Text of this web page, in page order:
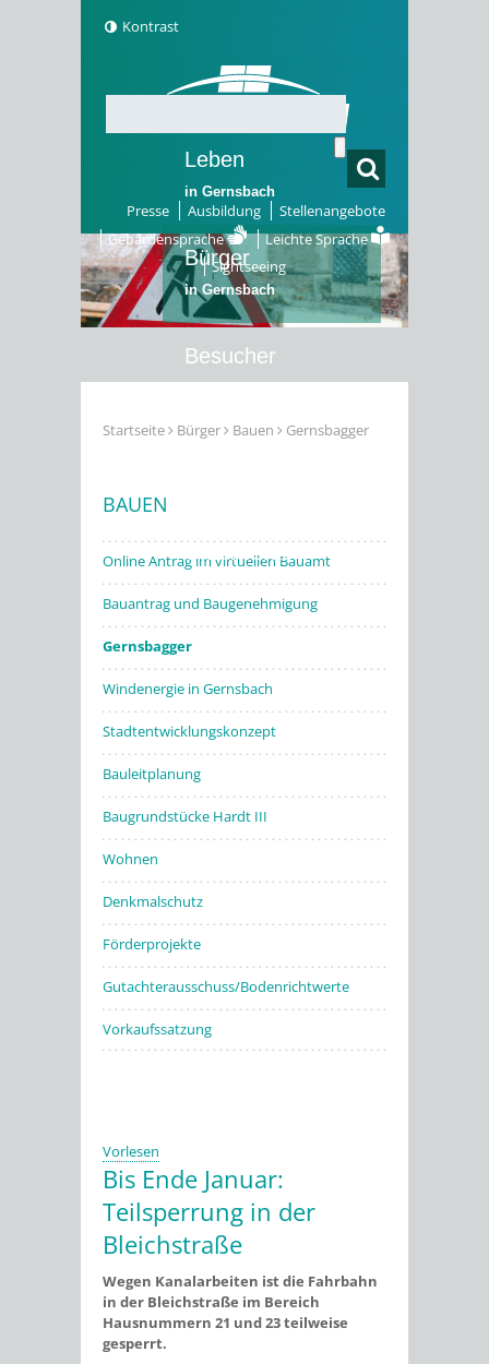
Kontrast
Presse Ausbildung
Stellenangebote
Gebärdensprache
Leichte Sprache
Sightseeing
Leben
in Gernsbach
Bürger
in Gernsbach
Besucher
Stadtwerke
Startseite Bürger Bauen Gernsbagger
BAUEN
Online Antrag im virtuellen Bauamt
Bauantrag und Baugenehmigung
Gernsbagger
Windenergie in Gernsbach
Stadtentwicklungskonzept
Bauleitplanung
Baugrundstücke Hardt III
Wohnen
Denkmalschutz
Förderprojekte
Gutachterausschuss/Bodenrichtwerte
Vorkaufssatzung
Vorlesen
Bis Ende Januar:
Teilsperrung in der
Bleichstraße
Wegen Kanalarbeiten ist die Fahrbahn
in der Bleichstraße im Bereich
Hausnummern 21 und 23 teilweise
gesperrt.